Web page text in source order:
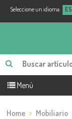
Seleccione un idioma: ES
Menú
Home Mobiliario